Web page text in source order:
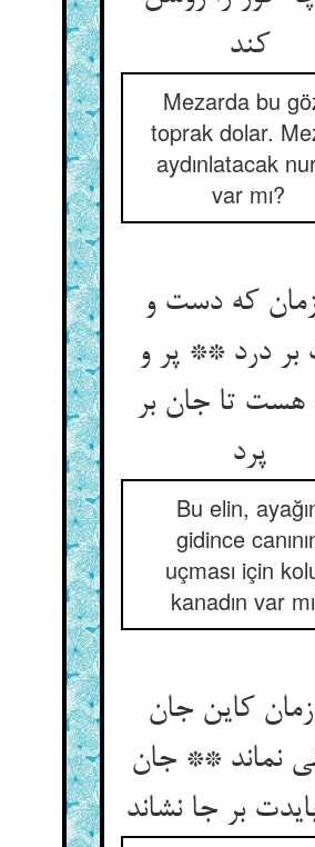
کند
Mezarda bu
toprak dolar.
aydınlatacak
var mı?
که دست و
بر درد ** پر و
هست تا جان بر
پرد
Bu elin,
gidince
uçması için
kanadın var
کاین جان
نماند ** جان
بر جا نشاند